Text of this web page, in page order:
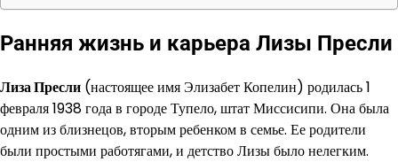
Ранняя жизнь и карьера Лизы Пресли
Лиза Пресли (настоящее имя Элизабет Копелин) родилась 1
февраля 1938 года в городе Тупело, штат Миссисипи. Она была
одним из близнецов, вторым ребенком в семье. Ее родители
были простыми работягами, и детство Лизы было нелегким.